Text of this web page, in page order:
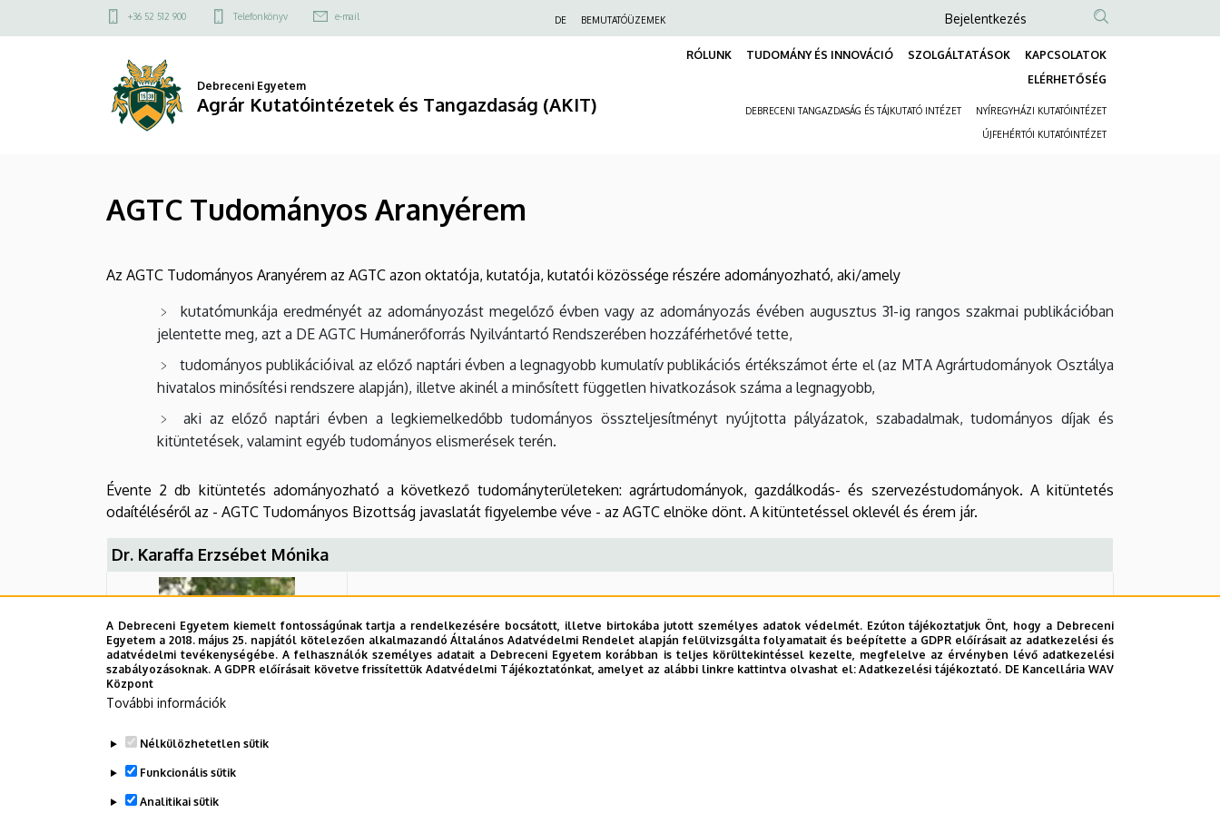
Tudományos
Aranyérem
Kutatóintézetek
Tangazdaság
a
Felső
menü
+36 52 512 900 Telefonkönyv e-mail DE BEMUTATÓÜZEMEK
Anonim
Felhasználói
Bejelentkezés
Debreceni Egyetem
Agrár Kutatóintézetek és Tangazdaság (AKIT)
RÓLUNK TUDOMÁNY ÉS INNOVÁCIÓ SZOLGÁLTATÁSOK
KAPCSOLATOK
ELÉRHETŐSÉG
DEBRECENI TANGAZDASÁG ÉS TÁJKUTATÓ INTÉZET NYÍREGYHÁZI KUTATÓINTÉZET
ÚJFEHÉRTÓI KUTATÓINTÉZET
AGTC Tudományos Aranyérem
Az AGTC Tudományos Aranyérem az AGTC azon oktatója, kutatója, kutatói közössége részére adományozható, aki/amely
kutatómunkája eredményét az adományozást megelőző évben vagy az adományozás évében augusztus 31-ig rangos szakmai publikációban
jelentette meg, azt a DE AGTC Humánerőforrás Nyilvántartó Rendszerében hozzáférhetővé tette,
tudományos publikációival az előző naptári évben a legnagyobb kumulatív publikációs értékszámot érte el (az MTA Agrártudományok Osztálya
hivatalos minősítési rendszere alapján), illetve akinél a minősített független hivatkozások száma a legnagyobb,
aki az előző naptári évben a legkiemelkedőbb tudományos összteljesítményt nyújtotta pályázatok, szabadalmak, tudományos díjak és
kitüntetések, valamint egyéb tudományos elismerések terén.
Évente 2 db kitüntetés adományozható a következő tudományterületeken: agrártudományok, gazdálkodás- és szervezéstudományok. A kitüntetés
odaítéléséről az - AGTC Tudományos Bizottság javaslatát figyelembe véve - az AGTC elnöke dönt. A kitüntetéssel oklevél és érem jár.
Dr. Karaffa Erzsébet Mónika
Beosztás: egyetemi docens
Szervezet:Mezőgazdaság-, Élelmiszertudományi és Környezetgazdálkodási Kar
A Debreceni Egyetem kiemelt fontosságúnak tartja a rendelkezésére bocsátott, illetve birtokába jutott személyes adatok védelmét. Ezúton tájékoztatjuk Önt, hogy a Debreceni
Egyetem a 2018. május 25. napjától kötelezően alkalmazandó Általános Adatvédelmi Rendelet alapján felülvizsgálta folyamatait és beépítette a GDPR előírásait az adatkezelési és
adatvédelmi tevékenységébe. A felhasználók személyes adatait a Debreceni Egyetem korábban is teljes körültekintéssel kezelte, megfelelve az érvényben lévő adatkezelési
szabályozásoknak. A GDPR előírásait követve frissítettük Adatvédelmi Tájékoztatónkat, amelyet az alábbi linkre kattintva olvashat el:Adatkezelési tájékoztató. DE Kancellária WAV
Központ
További információk
Nélkülözhetetlen sütik
Funkcionális sütik
Analitikai sütik